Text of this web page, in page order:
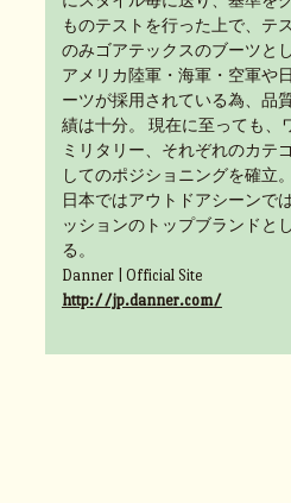
ものテストを行った上で、テ
のみゴアテックスのブーツと
アメリカ陸軍・海軍・空軍や
ーツが採用されている為、品
績は十分。 現在に至っても、
ミリタリー、それぞれのカテ
してのポジショニングを確立。
日本ではアウトドアシーンで
ッションのトップブランドと
る。
Danner | Official Site
http://jp.danner.com/